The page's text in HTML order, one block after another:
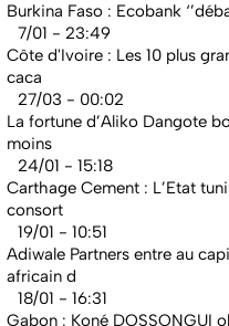
Burkina Faso : Ecobank
7/01 - 23:49
Côte d'Ivoire : Les 10 plus
caca
27/03 - 00:02
La fortune d’Aliko Dangote
moins
24/01 - 15:18
Carthage Cement : L’Etat
consort
19/01 - 10:51
Adiwale Partners entre au
africain d
18/01 - 16:31
Gabon : Koné DOSSONGUI